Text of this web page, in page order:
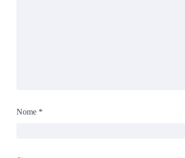
Nome *